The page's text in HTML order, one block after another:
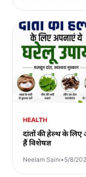
HEALTH
दांतों की हेल्थ के
हैं विशेषज्ञ
Neelam Saini•5/8/